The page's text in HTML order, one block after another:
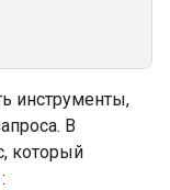
инструменты,
В
который
: